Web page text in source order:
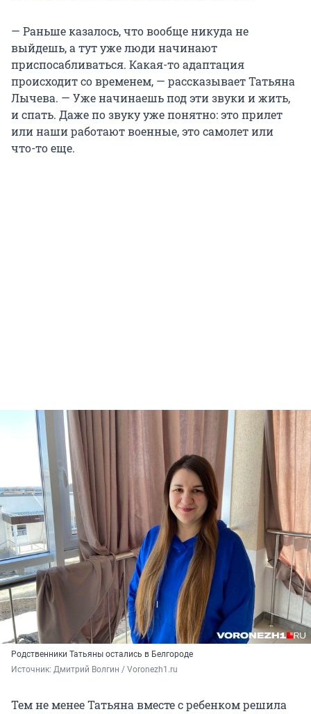
— Раньше казалось, что вообще никуда не
выйдешь, а тут уже люди начинают
приспосабливаться. Какая-то адаптация
происходит со временем, — рассказывает Татьяна
Лычева. — Уже начинаешь под эти звуки и жить,
и спать. Даже по звуку уже понятно: это прилет
или наши работают военные, это самолет или
что-то еще.
Родственники Татьяны остались в Белгороде
Источник: Дмитрий Волгин / Voronezh1.ru
Тем не менее Татьяна вместе с ребенком решила